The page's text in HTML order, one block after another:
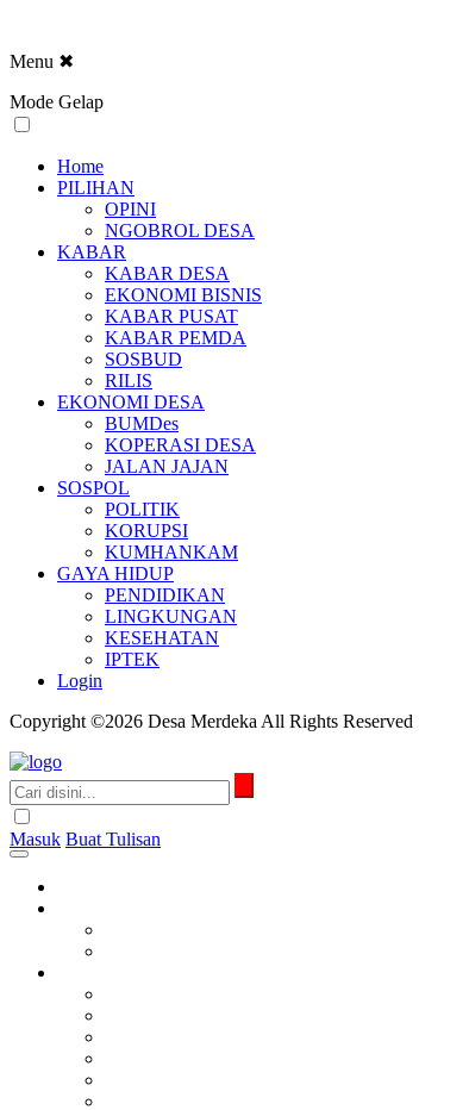
Menu ✖
Mode Gelap
Home
PILIHAN
OPINI
NGOBROL DESA
KABAR
KABAR DESA
EKONOMI BISNIS
KABAR PUSAT
KABAR PEMDA
SOSBUD
RILIS
EKONOMI DESA
BUMDes
KOPERASI DESA
JALAN JAJAN
SOSPOL
POLITIK
KORUPSI
KUMHANKAM
GAYA HIDUP
PENDIDIKAN
LINGKUNGAN
KESEHATAN
IPTEK
Login
Copyright ©2026 Desa Merdeka All Rights Reserved
Masuk Buat Tulisan